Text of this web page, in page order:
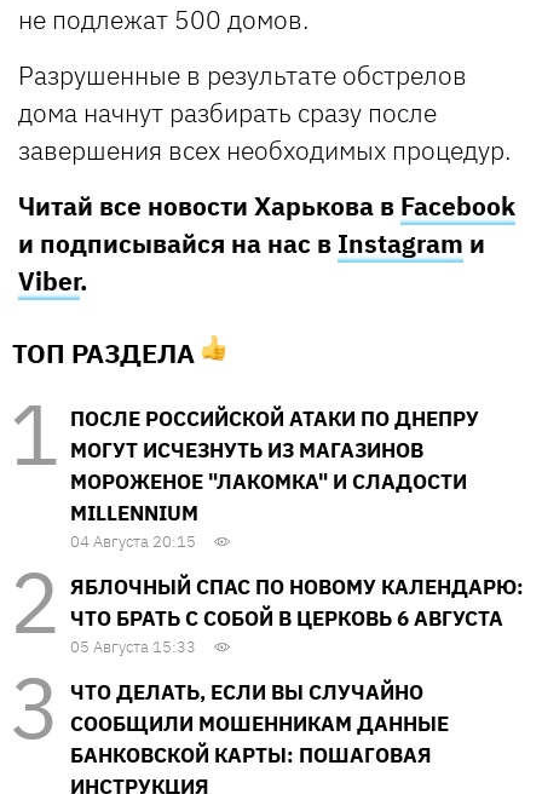
не подлежат 500 домов.
Разрушенные в результате обстрелов
дома начнут разбирать сразу после
завершения всех необходимых процедур.
Читай все новости Харькова в Facebook
и подписывайся на нас в Instagram и
Viber.
ТОП РАЗДЕЛА
ПОСЛЕ РОССИЙСКОЙ АТАКИ ПО ДНЕПРУ
МОГУТ ИСЧЕЗНУТЬ ИЗ МАГАЗИНОВ
МОРОЖЕНОЕ "ЛАКОМКА" И СЛАДОСТИ
MILLENNIUM
04 Августа 20:15
ЯБЛОЧНЫЙ СПАС ПО НОВОМУ КАЛЕНДАРЮ:
ЧТО БРАТЬ С СОБОЙ В ЦЕРКОВЬ 6 АВГУСТА
05 Августа 15:33
ЧТО ДЕЛАТЬ, ЕСЛИ ВЫ СЛУЧАЙНО
СООБЩИЛИ МОШЕННИКАМ ДАННЫЕ
БАНКОВСКОЙ КАРТЫ: ПОШАГОВАЯ
ИНСТРУКЦИЯ